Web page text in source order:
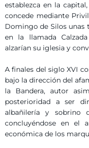
establezca en la
concede mediante
Domingo de Silos unas
en la llamada
alzarían su iglesia y
A finales del siglo XVI
bajo la dirección del
la Bandera, autor
posterioridad a ser
albañilería y sobrino
concluyéndose en el
económica de los